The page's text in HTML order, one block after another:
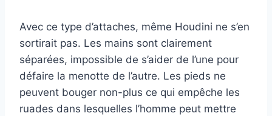
Avec ce type d’attaches, même Houdini ne s’en
sortirait pas. Les mains sont clairement
séparées, impossible de s’aider de l’une pour
défaire la menotte de l’autre. Les pieds ne
peuvent bouger non-plus ce qui empêche les
ruades dans lesquelles l’homme peut mettre